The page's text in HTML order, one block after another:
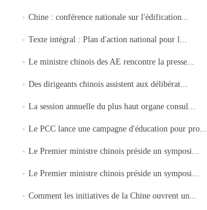
Chine : conférence nationale sur l'édification...
Texte intégral : Plan d'action national pour l...
Le ministre chinois des AE rencontre la presse...
Des dirigeants chinois assistent aux délibérat...
La session annuelle du plus haut organe consul...
Le PCC lance une campagne d'éducation pour pro...
Le Premier ministre chinois préside un symposi...
Le Premier ministre chinois préside un symposi...
Comment les initiatives de la Chine ouvrent un...